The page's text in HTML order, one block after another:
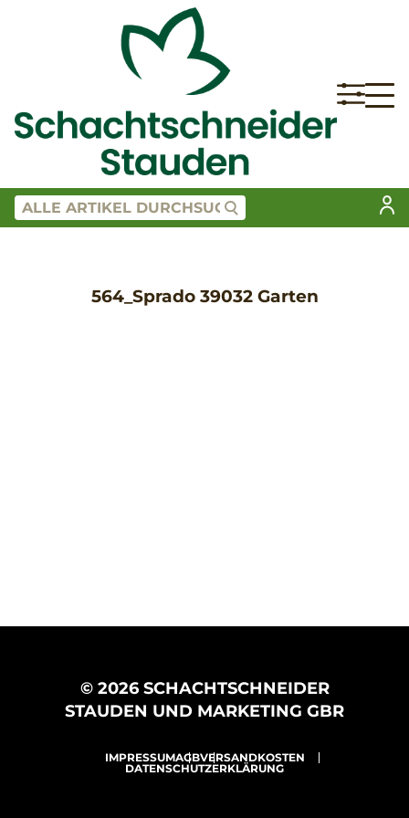
564_Sprado 39032 Garten
© 2026 SCHACHTSCHNEIDER
STAUDEN UND MARKETING GBR
IMPRESSUMAGBVERSANDKOSTEN
DATENSCHUTZERKLÄRUNG